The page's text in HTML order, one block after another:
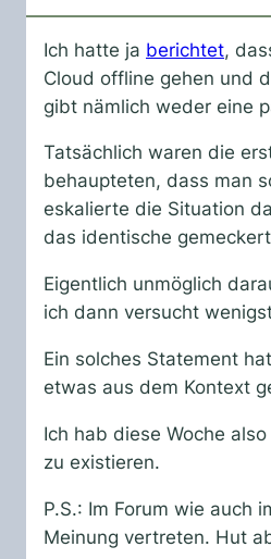
Ich hatte ja berichtet,
Cloud offline gehen und
gibt nämlich weder eine
Tatsächlich waren die
behaupteten, dass man
eskalierte die Situation
das identische
Eigentlich unmöglich
ich dann versucht
Ein solches Statement
etwas aus dem Kontext
Ich hab diese Woche
zu existieren.
P.S.: Im Forum wie auch
Meinung vertreten. Hut